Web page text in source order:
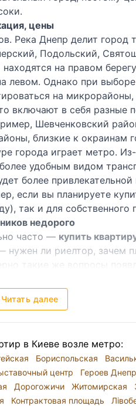
цены
Река Днепр делит город
Подольский,
на правом
левом. Однако при
на микрорайоны,
включают в себя разные
Шевченковский
близкие к окраинам
города играет метро.
удобным видом
более привлекательной
если вы планируете
так и для собственного
недорого
часто — купить
нужен ли риелтор, зачем
такие же вопросы
вам по всем критериям
в порядке ли все
и нотариусом и
Читать далее
в Киеве возле метро:
Бориспольская
центр Героев
Дорогожичи Житомирская
Контрактовая площадь